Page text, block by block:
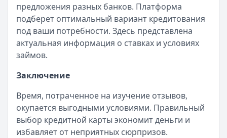
предложения разных банков. Платформа
подберет оптимальный вариант кредитования
под ваши потребности. Здесь представлена
актуальная информация о ставках и условиях
займов.
Заключение
Время, потраченное на изучение отзывов,
окупается выгодными условиями. Правильный
выбор кредитной карты экономит деньги и
избавляет от неприятных сюрпризов.